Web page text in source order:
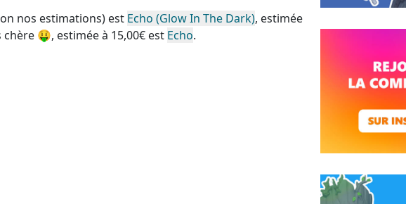
nos estimations) est Echo (Glow In The Dark), estimée
chère 🤑, estimée à 15,00€ est Echo.